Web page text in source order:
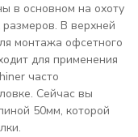
в основном на охоту
В верхней
монтажа офсетного
для применения
часто
Сейчас вы
50мм, которой